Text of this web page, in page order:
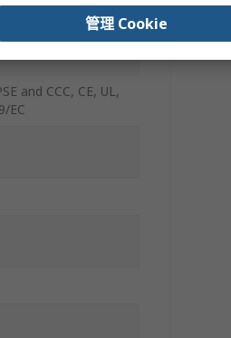
and CCC, CE, UL,
EC
管理 Cookie